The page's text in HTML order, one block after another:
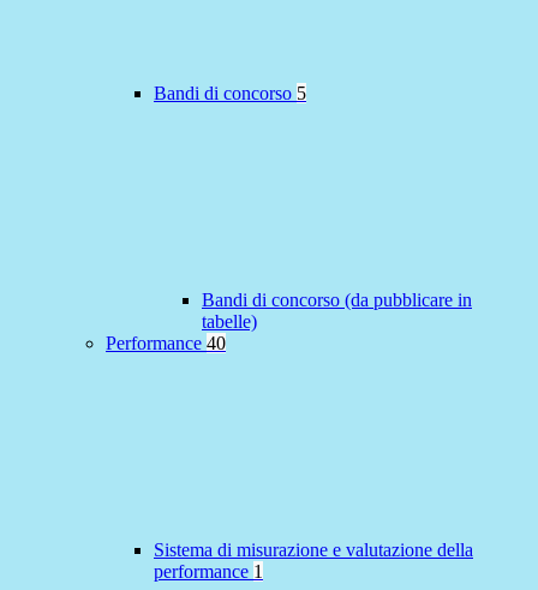
Bandi di concorso 5
Bandi di concorso (da pubblicare in
tabelle)
Performance 40
Sistema di misurazione e valutazione della
performance 1